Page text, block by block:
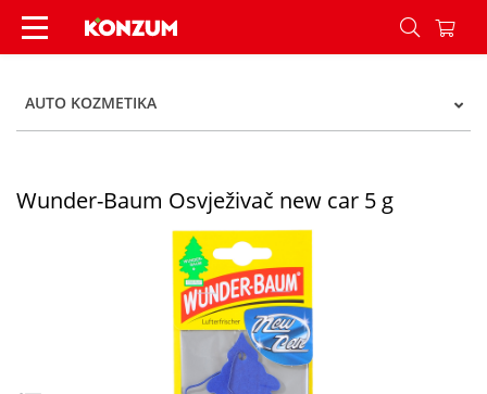
Wunder-Baum Osvježivač new car 5 g - Konzum
AUTO KOZMETIKA
Wunder-Baum Osvježivač new car 5 g